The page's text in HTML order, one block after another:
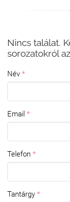
Nincs találat.
sorozatokról
Név
Email
Telefon
Tantárgy